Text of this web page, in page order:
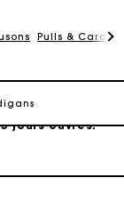
Pulls &